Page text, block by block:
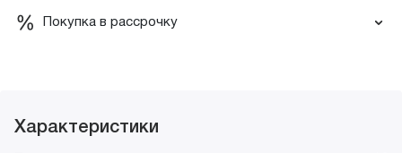
Покупка в рассрочку
Характеристики